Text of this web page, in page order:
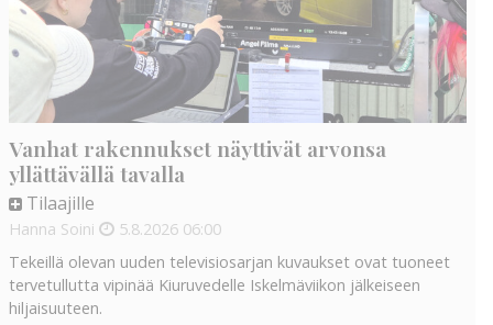
Vanhat rakennukset näyttivät arvonsa
yllättävällä tavalla
Tilaajille
Hanna Soini 5.8.2026 06:00
Tekeillä olevan uuden televisiosarjan kuvaukset ovat tuoneet
tervetullutta vipinää Kiuruvedelle Iskelmäviikon jälkeiseen
hiljaisuuteen.